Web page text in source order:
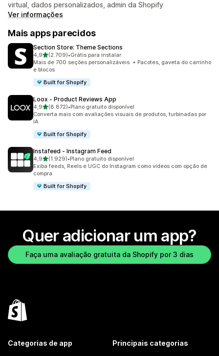
virtual, dados personalizados, admin da Shopify
Ver informações
Mais apps parecidos
Section Store: Theme Sections
4,9de 5 estrelas
(2.709)
2709 avaliações ao todo
•Grátis para instalar
Mais de 700 seções personalizáveis. + Pacotes, gaveta do carrinho
e blocos
Built for Shopify
Loox ‑ Product Reviews App
4,9de 5 estrelas
(8.872)
8872 avaliações ao todo
•Plano gratuito disponível
Converta mais com avaliações visuais de produtos, turbinadas por
IA
Built for Shopify
Instafeed ‑ Instagram Feed
4,9de 5 estrelas
(1.929)
1929 avaliações ao todo
•Plano gratuito disponível
Exiba feeds, Reels e UGC do Instagram como vídeos com opção de
compra
Built for Shopify
Quer adicionar um app?
Faça uma avaliação gratuita da Shopify por 3 dias
Categorias de app Principais categorias